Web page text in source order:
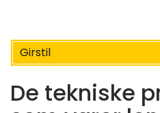
Girstil
De tekniske